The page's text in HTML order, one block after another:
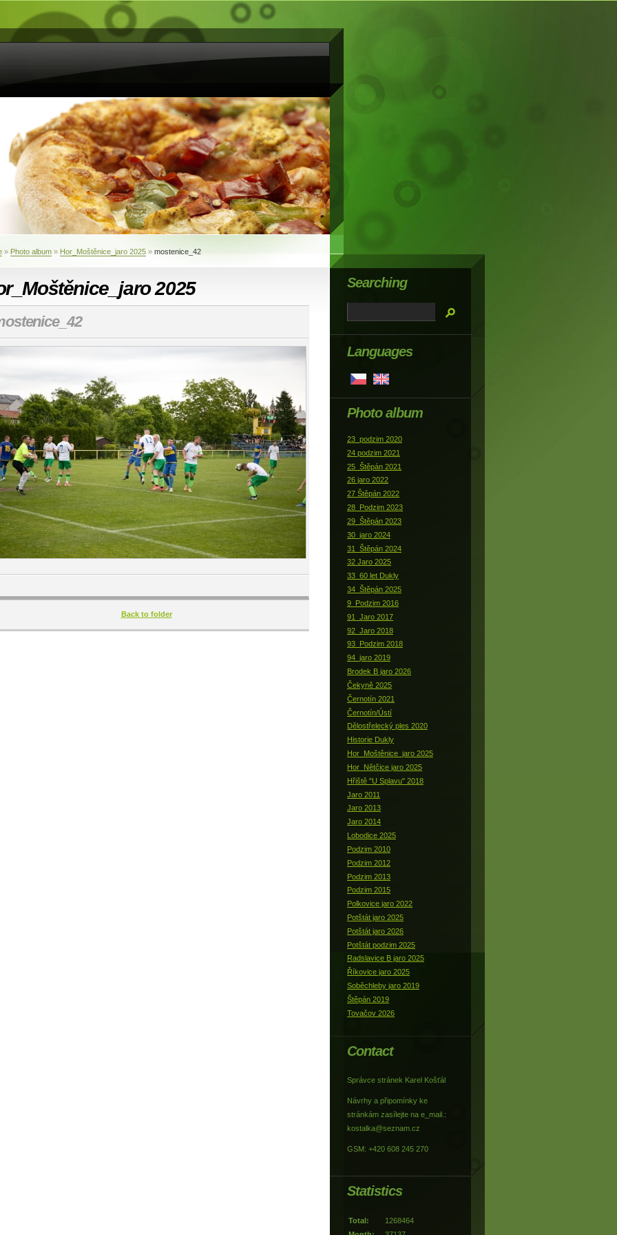
» Photo album » Hor_Moštěnice_jaro 2025 » mostenice_42
2025
Back to folder
Languages
Photo album
23_podzim 2020
24 podzim 2021
25_Štěpán 2021
26 jaro 2022
27 Štěpán 2022
28_Podzim 2023
29_Štěpán 2023
30_jaro 2024
31_Štěpán 2024
32 Jaro 2025
33_60 let Dukly
34_Štěpán 2025
9_Podzim 2016
91_Jaro 2017
92_Jaro 2018
93_Podzim 2018
94_jaro 2019
Brodek B jaro 2026
Čekyně 2025
Černotín 2021
Černotín/Ústí
Dělostřelecký ples 2020
Historie Dukly
Hor_Moštěnice_jaro 2025
Hor_Nětčice jaro 2025
Hřiště "U Splavu" 2018
Jaro 2011
Jaro 2013
Jaro 2014
Lobodice 2025
Podzim 2010
Podzim 2012
Podzim 2013
Podzim 2015
Polkovice jaro 2022
Potštát jaro 2025
Potštát jaro 2026
Potštát podzim 2025
Radslavice B jaro 2025
Říkovice jaro 2025
Soběchleby jaro 2019
Štěpán 2019
Tovačov 2026
Contact
Správce stránek Karel Košťál
Návrhy a připomínky ke
stránkám zasílejte na e_mail.:
kostalka@seznam.cz
GSM: +420 608 245 270
Searching
Statistics
Total:
1268464